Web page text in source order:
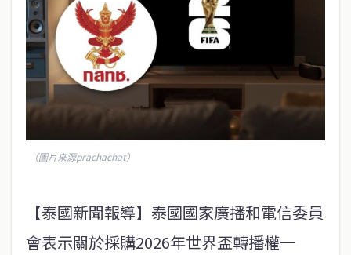
（圖片來源prachachat）
【泰國新聞報導】泰國國家廣播和電信委員
會表示關於採購2026年世界盃轉播權一